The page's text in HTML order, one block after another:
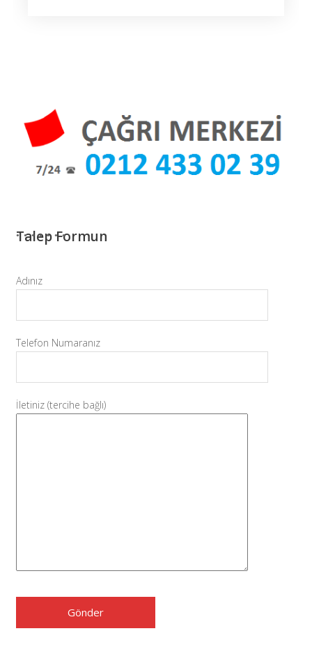
Talep Formun
Adınız
Telefon Numaranız
İletiniz (tercihe bağlı)